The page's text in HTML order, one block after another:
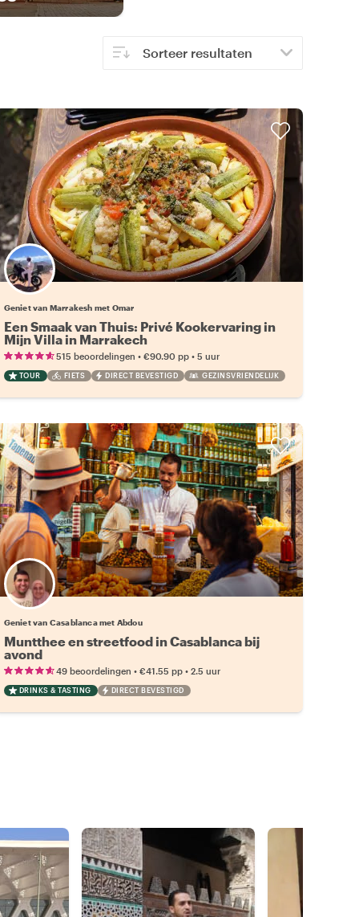
Sorteer resultaten
Geniet van Marrakesh met Omar
Een Smaak van Thuis: Privé Kookervaring in
Mijn Villa in Marrakech
515 beoordelingen • €90.90 pp• 5 uur
TOUR FIETS DIRECT BEVESTIGD GEZINSVRIENDELIJK
Geniet van Casablanca met Abdou
Muntthee en streetfood in Casablanca bij
avond
49 beoordelingen • €41.55 pp• 2.5 uur
DRINKS & TASTING DIRECT BEVESTIGD